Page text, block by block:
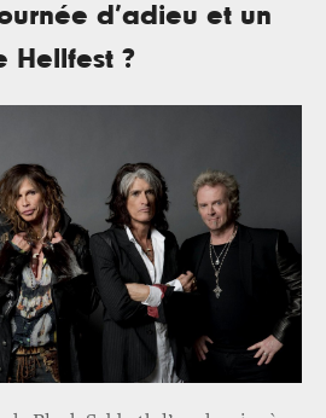
d’adieu et un
Hellfest ?